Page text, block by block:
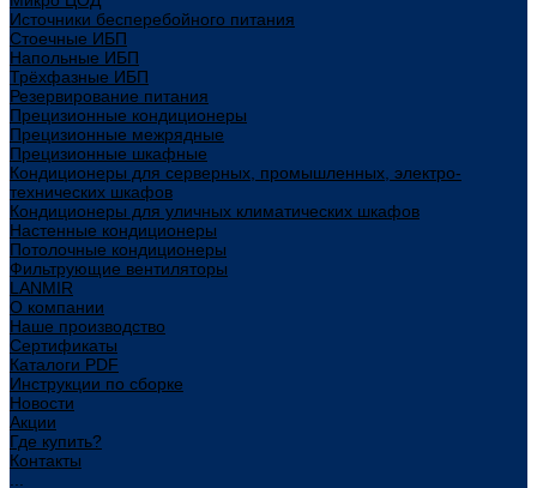
Источники бесперебойного питания
Стоечные ИБП
Напольные ИБП
Трёхфазные ИБП
Резервирование питания
Прецизионные кондиционеры
Прецизионные межрядные
Прецизионные шкафные
Кондиционеры для серверных, промышленных, электро-
технических шкафов
Кондиционеры для уличных климатических шкафов
Настенные кондиционеры
Потолочные кондиционеры
Фильтрующие вентиляторы
LANMIR
О компании
Наше производство
Сертификаты
Каталоги PDF
Инструкции по сборке
Новости
Акции
Где купить?
Контакты